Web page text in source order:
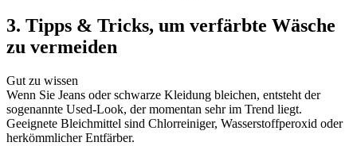
3. Tipps & Tricks, um verfärbte Wäsche
zu vermeiden
Gut zu wissen
Wenn Sie Jeans oder schwarze Kleidung bleichen, entsteht der
sogenannte Used-Look, der momentan sehr im Trend liegt.
Geeignete Bleichmittel sind Chlorreiniger, Wasserstoffperoxid oder
herkömmlicher Entfärber.